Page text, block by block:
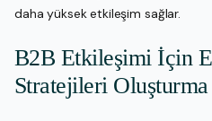
daha yüksek etkileşim sağlar.
B2B Etkileşimi İçin
Stratejileri Oluşturma